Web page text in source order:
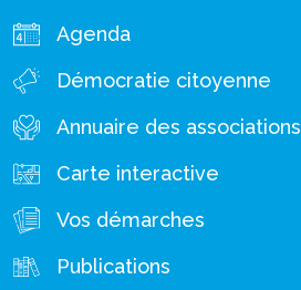
Agenda
Démocratie citoyenne
Annuaire des associations
Carte interactive
Vos démarches
Publications